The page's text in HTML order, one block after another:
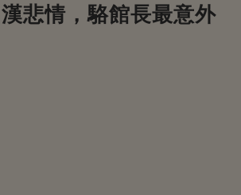
悲情，駱館長最意外